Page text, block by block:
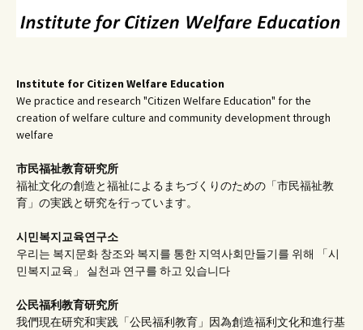
Institute for Citizen Welfare Education
We practice and research "Citizen Welfare Education" for the
creation of welfare culture and community development through
welfare
市民福祉教育研究所
福祉文化の創造と福祉によるまちづくりのための「市民福祉教
育」の実践と研究を行っています。
시민복지교육연구소
우리는 복지문화 창조와 복지를 통한 지역사회만들기를 위해 「시
민복지교육」 실천과 연구를 하고 있습니다
公民福利教育研究所
我們現在研究和実践「公民福利教育」因為創造福利文化和進行基